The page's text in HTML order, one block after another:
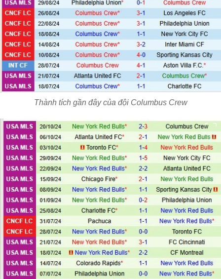
Thành tích gần đây của đội Columbus Crew